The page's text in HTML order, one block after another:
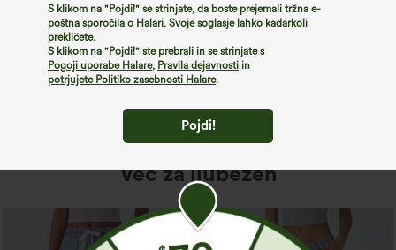
S klikom na "Pojdi!" se strinjate, da boste prejemali tržna e-
poštna sporočila o Halari. Svoje soglasje lahko kadarkoli
prekličete.
S klikom na "Pojdi!" ste prebrali in se strinjate s
Pogoji uporabe Halare, Pravila dejavnosti in
potrjujete Politiko zasebnosti Halare.
Pojdi!
Več za ljubezen